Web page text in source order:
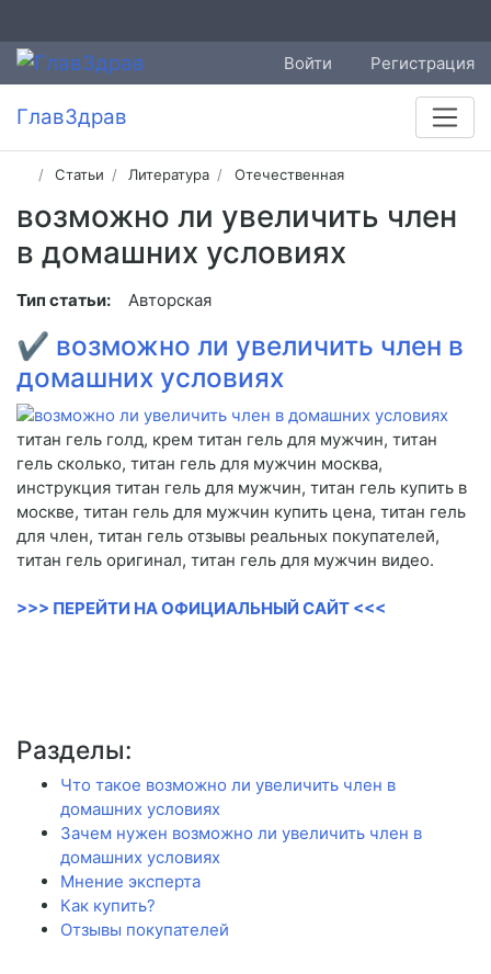
Войти Регистрация
ГлавЗдрав
Статьи Литература Отечественная
возможно ли увеличить член
в домашних условиях
Тип статьи: Авторская
✔ возможно ли увеличить член в
домашних условиях
титан гель голд, крем титан гель для мужчин, титан
гель сколько, титан гель для мужчин москва,
инструкция титан гель для мужчин, титан гель купить в
москве, титан гель для мужчин купить цена, титан гель
для член, титан гель отзывы реальных покупателей,
титан гель оригинал, титан гель для мужчин видео.
>>> ПЕРЕЙТИ НА ОФИЦИАЛЬНЫЙ САЙТ <<<
Разделы:
Что такое возможно ли увеличить член в
домашних условиях
Зачем нужен возможно ли увеличить член в
домашних условиях
Мнение эксперта
Как купить?
Отзывы покупателей